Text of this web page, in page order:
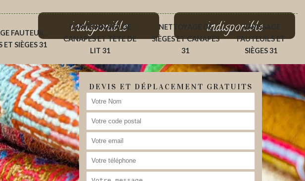
indisponible indisponible
FAUTEUIL,
ET SIÈGES 31
CAPITONNAGE DE
CANAPÉS ET TÊTE DE
LIT 31
NETTOYAGE DE
SIÈGES ET CANAPÉS
31
TAPISSAGE
FAUTEUILS ET
SIÈGES 31
DEVIS ET DÉPLACEMENT GRATUITS